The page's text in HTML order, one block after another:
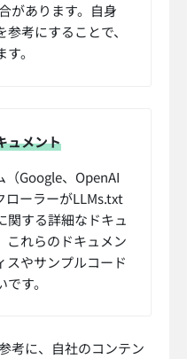
があります。自身
考にすることで、
。
ュメント
（Google、OpenAI
ローラーがLLMs.txt
関する詳細なドキュ
これらのドキュメン
スやサンプルコード
す。
考に、自社のコンテン